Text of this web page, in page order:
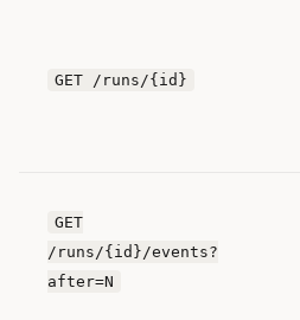
GET /runs/{id}
GET
/runs/{id}/events?
after=N